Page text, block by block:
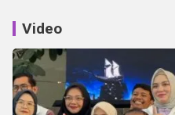
Video